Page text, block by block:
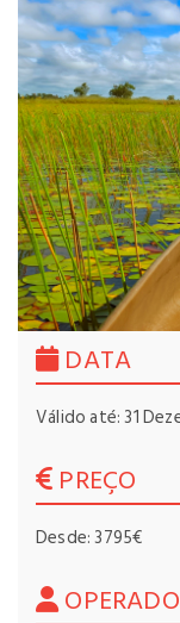
DATA
Válido até: 31
PREÇO
Desde: 3795€